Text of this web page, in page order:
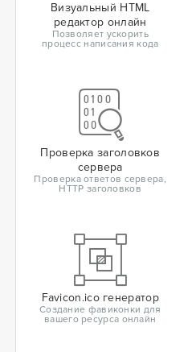
Визуальный HTML
редактор онлайн
Позволяет ускорить
процесс написания кода
Проверка заголовков
сервера
Проверка ответов сервера,
HTTP заголовков
Favicon.ico генератор
Создание фавиконки для
вашего ресурса онлайн